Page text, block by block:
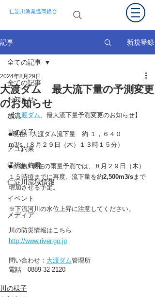
仁淀川漁業協同組合
記事 新規登録
全ての記事
お知らせ
放流
川の様子
アユ釣果
渓流魚釣果
仁淀川流域情報
イベント
メディア
全ての記事
大渡ダム 最大流下量の予測変更
のお知らせ
2024年8月29日
【大渡ダム、最大流下量予測変更のお知らせ】
■現在、大渡ダム流下量　約 １，６４０
m3/s（８月２９日（木）１３時１５分）
■今後、現在の雨量予測では、８月２９日（木）
１５時頃までに再度、流下量を約2,500m3/sまで
増加させる予定。
※下流河川の水位上昇に注意してください。
川の防災情報はこちら
http://www.river.go.jp
問い合わせ： 大渡ダム管理所
電話　0889-32-2120
川の様子